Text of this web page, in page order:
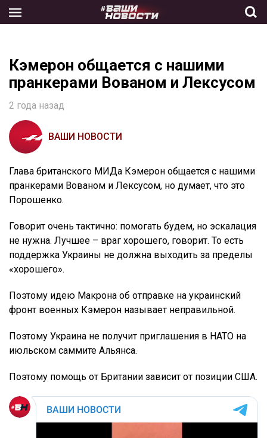
the
Кэмерон общается с нашими
пранкерами Вованом и Лексусом
2 года назад
ВАШИ НОВОСТИ
Глава британского МИДа Кэмерон общается с нашими
пранкерами Вованом и Лексусом, но думает, что это
Порошенко.
Говорит очень тактично: помогать будем, но эскалация
не нужна. Лучшее – враг хорошего, говорит. То есть
поддержка Украины не должна выходить за пределы
«хорошего».
Поэтому идею Макрона об отправке на украинский
фронт военных Кэмерон называет неправильной.
Поэтому Украина не получит приглашения в НАТО на
июльском саммите Альянса.
Поэтому помощь от Британии зависит от позиции США.